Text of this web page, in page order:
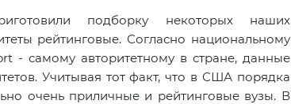
подборку некоторых наших
рейтинговые. Согласно национальному
- самому авторитетному в стране, данные
Учитывая тот факт, что в США порядка
очень приличные и рейтинговые вузы. В